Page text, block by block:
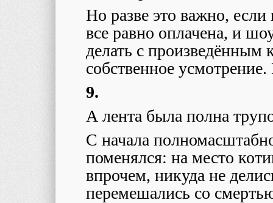
Но разве это важно, если
все равно оплачена, и
делать с произведённым
собственное
9.
А лента была полна
С начала
поменялся: на место
впрочем, никуда не
перемешались со